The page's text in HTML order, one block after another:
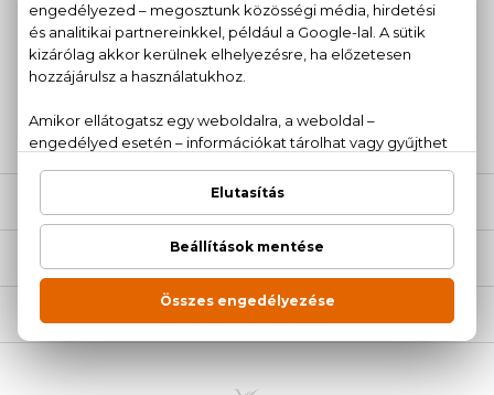
100% eredeti termékek,14 napos visszaküldési
garanciával
Kérdésed van, elakadtál? Hívd ügyfélszolgálatunkat: